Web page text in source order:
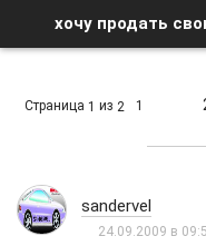
Страница 1 из 2 1
sandervel
24.09.2009 в